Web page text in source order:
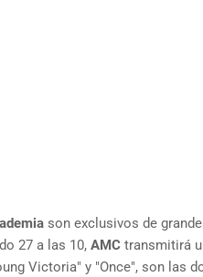
son exclusivos de
27 a las 10, AMCtransmitirá
Victoria" y "Once", son las